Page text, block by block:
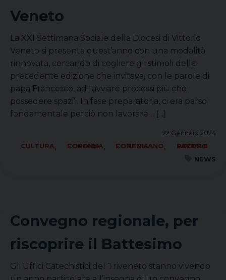
Veneto
La XXI Settimana Sociale della Diocesi di Vittorio
Veneto si presenta quest’anno con una modalità
rinnovata, cercando di cogliere gli stimoli della
precedente edizione che invitava, con le parole di
papa Francesco, ad “avviare processi più che
possedere spazi”. In fase preparatoria, ci era parso
fondamentale perciò non lavorare… [...]
22 Gennaio 2024
CULTURA, FORANIA COLONNA, FORANIA CONEGLIANO,
SOCIALE LAVORO PACE
NEWS
Convegno regionale, per
riscoprire il Battesimo
Gli Uffici Catechistici del Triveneto stanno vivendo